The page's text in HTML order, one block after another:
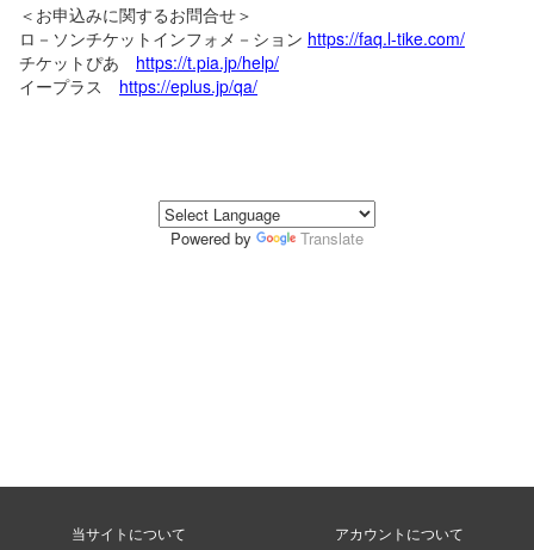
＜お申込みに関するお問合せ＞
ロ－ソンチケットインフォメ－ション https://faq.l-tike.com/
チケットぴあ https://t.pia.jp/help/
イープラス https://eplus.jp/qa/
Powered by Translate
当サイトについて アカウントについて